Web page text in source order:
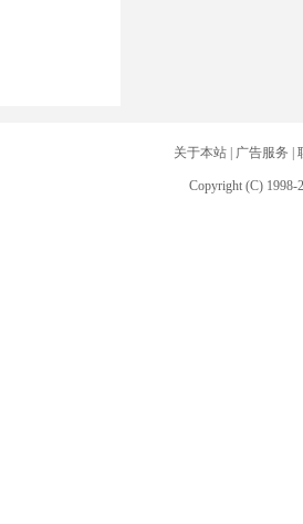
关于本站| 广告服务
Copyright (C) 1998-